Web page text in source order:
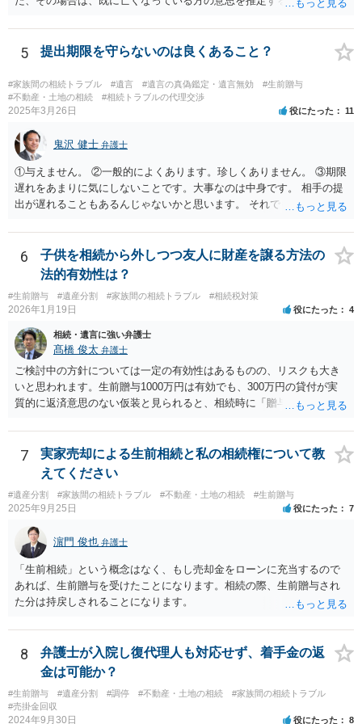
持ち戻し免除の意思表示は書面で明確にしておいていただくべきとい
う結論は変わりません。 誤解を与えるような回答でした。失礼しまし
た。 文言については、「〇〇に対する生前贈与による特別受益の持ち
戻しをすべて免除する」というのがオーソドックスなものですが、ご
心配ならば、弁護士のところに行って、特別受益となりそうな贈与に
ついて説明した上で、適切な文言についてご相談してみてはいかがで
しょうか。
5 提出期限を守らないのは良くあること？
#家族間の相続トラブル #遺言 #遺言の真偽鑑定・遺言無効
#生前贈与
#不動産・土地の相続
#相続トラブルの代理交渉
2025年3月26日 役にたった 11
鬼沢 健士 弁護士
①与えません。 ②一般的によくあります。珍しくありません。 ③期限
遅れをあまりに気にしないことです。大事なのは中身です。 相手の提
出が遅れることもあるんじゃないかと思います。 それでもあなた有利
6
子供を相続から外しつつ友人に財産を譲る方法の
法的有効性は？
#生前贈与 #遺産分割 #家族間の相続トラブル #相続税対策
2026年1月19日 役にたった 4
相続・遺言に強い弁護士
髙橋 俊太 弁護士
ご検討中の方針については一定の有効性はあるものの、リスクも大き
いと思われます。生前贈与1000万円は有効でも、300万円の貸付が実
質的に返済意思のない仮装と見られると、相続時に「贈与」と評価さ
法として考えられるものとしては、 ①信託（家族信託・目的信託） 財
産を信託口に移し、受託者（信頼できる友人や専門職）に管理させ、
・生存中はあなたの生活費・介護費に優先充当 ・残余を友人や慈善団
体へ と使途を厳格に指定。相続ではなく信託帰属になるため、子の関
与を大きく排除できます。 ②遺言＋生命保険の組合せ 生活資金は手元
に残し、余剰資金で受取人を友人・団体にした保険を活用。保険金は
相続財産とは別枠で、遺留分対策にも有効と思われます。 ③負担付死
因贈与 「介護・見守り等を条件に、死亡時に財産を渡す」契約。条件
不履行なら無効にでき、老後の安心を担保できます。 ④ 寄附予約＋解
除条件 慈善団体への寄附を予約しつつ、資金不足時は解除できる条項
を設定。 などがあり得るかと思われます。
7
実家売却による生前相続と私の相続権について教
えてください
#遺産分割 #家族間の相続トラブル #不動産・土地の相続 #生前贈与
2025年9月25日 役にたった 7
濵門 俊也 弁護士
「生前相続」という概念はなく、もし売却金をローンに充当するので
あれば、生前贈与を受けたことになります。相続の際、生前贈与され
た分は持戻しされることになります。
8
弁護士が入院し復代理人も対応せず、着手金の返
金は可能か？
#生前贈与 #遺産分割 #調停 #不動産・土地の相続
#家族間の相続トラブル
#売掛金回収
2024年9月30日 役にたった 8